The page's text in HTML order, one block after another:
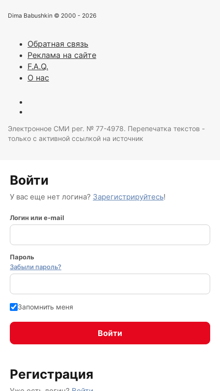
Dima Babushkin © 2000 - 2026
Обратная связь
Реклама на сайте
F.A.Q.
О нас
Электронное СМИ рег. № 77-4978. Перепечатка текстов -
только с активной ссылкой на источник
Войти
У вас еще нет логина? Зарегистрируйтесь!
Логин или e-mail
Пароль
Забыли пароль?
Запомнить меня
Регистрация